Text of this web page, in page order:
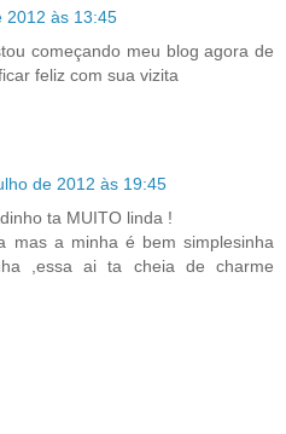
2012 às 13:45
começando meu blog agora de
feliz com sua vizita
de 2012 às 19:45
ta MUITO linda !
mas a minha é bem simplesinha
,essa ai ta cheia de charme